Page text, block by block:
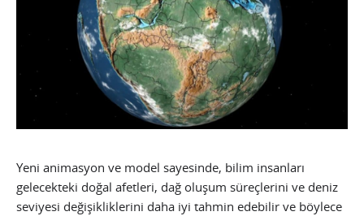
Yeni animasyon ve model sayesinde, bilim insanları
gelecekteki doğal afetleri, dağ oluşum süreçlerini ve deniz
seviyesi değişikliklerini daha iyi tahmin edebilir ve böylece